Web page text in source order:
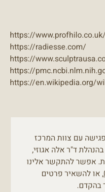
https://www.profhilo.co.uk/
https://radiesse.com/
https://
https://
https://en.wikipedia.org/
עם צוות המרכז
ד"ר אלה אגוזי,
אפשר להתקשר אלינו
, או להשאיר פרטים
בהקדם.